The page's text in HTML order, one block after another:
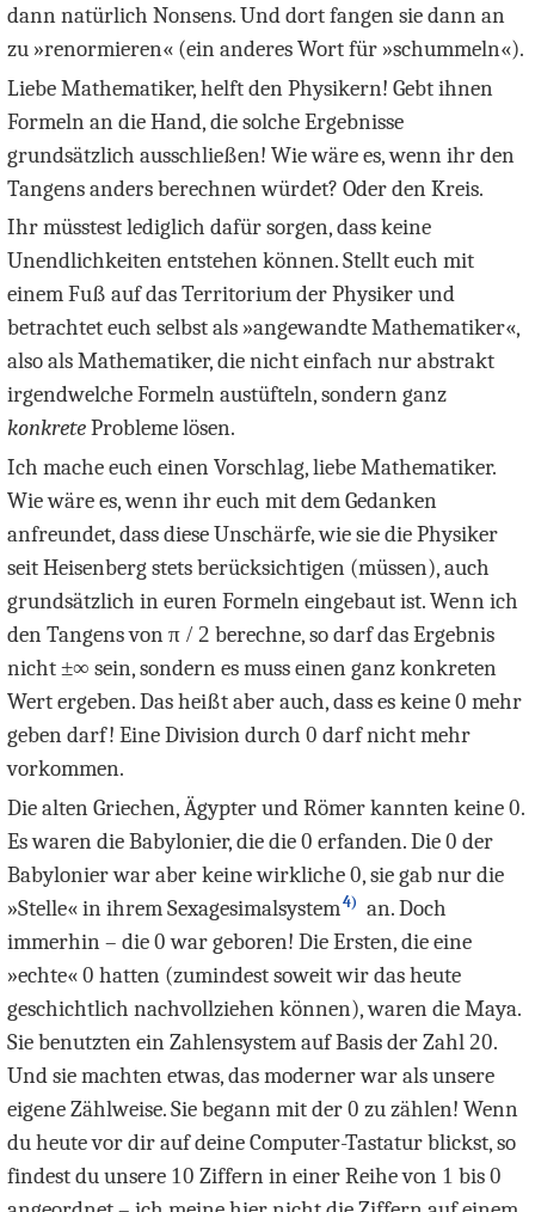
dann natürlich Nonsens. Und dort fangen sie dann an
zu »renormieren« (ein anderes Wort für »schummeln«).
Liebe Mathematiker, helft den Physikern! Gebt ihnen
Formeln an die Hand, die solche Ergebnisse
grundsätzlich ausschließen! Wie wäre es, wenn ihr den
Tangens anders berechnen würdet? Oder den Kreis.
Ihr müsstest lediglich dafür sorgen, dass keine
Unendlichkeiten entstehen können. Stellt euch mit
einem Fuß auf das Territorium der Physiker und
betrachtet euch selbst als »angewandte Mathematiker«,
also als Mathematiker, die nicht einfach nur abstrakt
irgendwelche Formeln austüfteln, sondern ganz
konkreteProbleme lösen.
Ich mache euch einen Vorschlag, liebe Mathematiker.
Wie wäre es, wenn ihr euch mit dem Gedanken
anfreundet, dass diese Unschärfe, wie sie die Physiker
seit Heisenberg stets berücksichtigen (müssen), auch
grundsätzlich in euren Formeln eingebaut ist. Wenn ich
den Tangens vonπ / 2 berechne, so darf das Ergebnis
nicht±∞ sein, sondern es muss einen ganz konkreten
Wert ergeben. Das heißt aber auch, dass es keine0 mehr
geben darf! Eine Division durch 0 darf nicht mehr
vorkommen.
Die alten Griechen, Ägypter und Römer kannten keine0.
Es waren die Babylonier, die die0 erfanden. Die0 der
Babylonier war aber keine wirkliche0, sie gab nur die
»Stelle« in ihrem Sexagesimalsystem4) an. Doch
immerhin – die0war geboren! Die Ersten, die eine
»echte«0 hatten (zumindest soweit wir das heute
geschichtlich nachvollziehen können), waren die Maya.
Sie benutzten ein Zahlensystem auf Basis der Zahl 20.
Und sie machten etwas, das moderner war als unsere
eigene Zählweise. Sie begann mit der0 zu zählen! Wenn
du heute vor dir auf deine Computer-Tastatur blickst, so
findest du unsere 10 Ziffern in einer Reihe von 1 bis0